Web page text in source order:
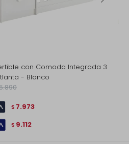
con Comoda Integrada 3
- Blanco
$ 7.973
$ 9.112